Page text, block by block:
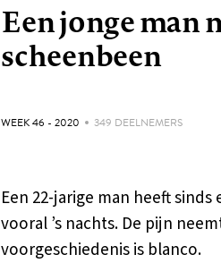
Een jonge man
scheenbeen
GEPUBLICEERD:
WEEK 46 - 2020 349 DEELNEMERS
Een 22-jarige man heeft
vooral ’s nachts. De pijn
voorgeschiedenis is blanco.